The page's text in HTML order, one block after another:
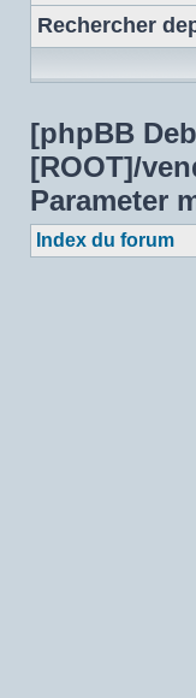
Rechercher
[phpBB
[ROOT]/
Parameter
Index du forum